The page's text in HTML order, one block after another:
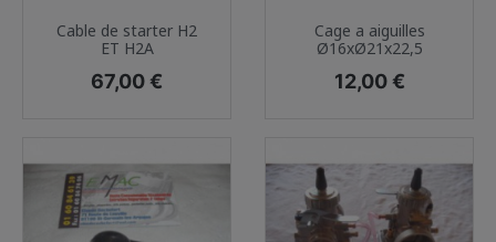
Cable de starter H2
ET H2A
Prix
67,00 €
Cage a aiguilles
Ø16xØ21x22,5
Prix
12,00 €